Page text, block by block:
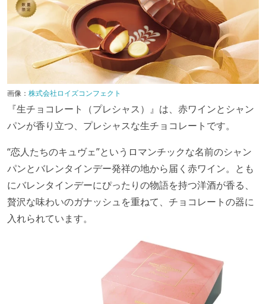
画像： 株式会社ロイズコンフェクト
『生チョコレート（プレシャス）』は、赤ワインとシャン
パンが香り立つ、プレシャスな生チョコレートです。
“恋人たちのキュヴェ”というロマンチックな名前のシャン
パンとバレンタインデー発祥の地から届く赤ワイン。とも
にバレンタインデーにぴったりの物語を持つ洋酒が香る、
贅沢な味わいのガナッシュを重ねて、チョコレートの器に
入れられています。